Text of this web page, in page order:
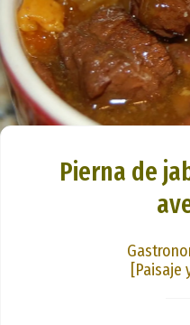
Pierna de
[Paisaje